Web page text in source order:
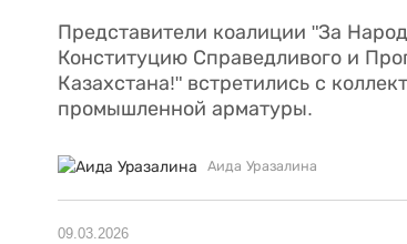
Представители коалиции "За
Конституцию Справедливого и
Казахстана!" встретились с
промышленной арматуры.
Аида Уразалина
09.03.2026